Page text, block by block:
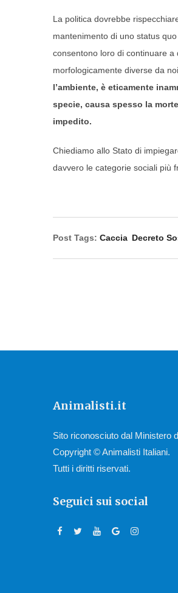
La politica dovrebbe
mantenimento di uno status
consentono loro di continuare a
morfologicamente diverse da
l’ambiente, è eticamente
specie, causa spesso la
impedito.
Chiediamo allo Stato di
davvero le categorie sociali più
Post Tags: Caccia Decreto
Animalisti.it
Sito riconosciuto dal Ministero
Copyright © Animalisti Italiani.
Tutti i diritti riservati.
Seguici sui social